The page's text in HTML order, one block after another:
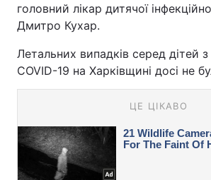
головний лікар дитячої
Дмитро Кухар.
Летальних випадків серед дітей
COVID-19 на Харківщині досі не